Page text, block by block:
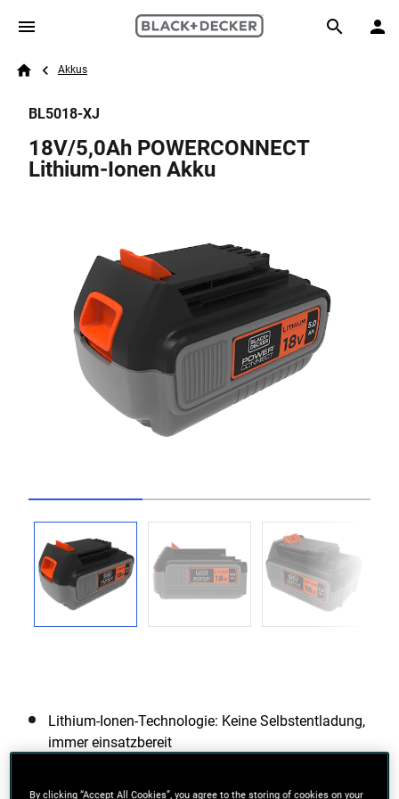
Skip to main content
Search
Breadcrumb
Akkus
Go to slide 1 Go to slide 2 Go to slide 3
BL5018-XJ
18V/5,0Ah POWERCONNECT
Lithium-Ionen Akku
Lithium-Ionen-Technologie: Keine Selbstentladung,
immer einsatzbereit
By clicking “Accept All Cookies”, you agree to the storing of cookies on your